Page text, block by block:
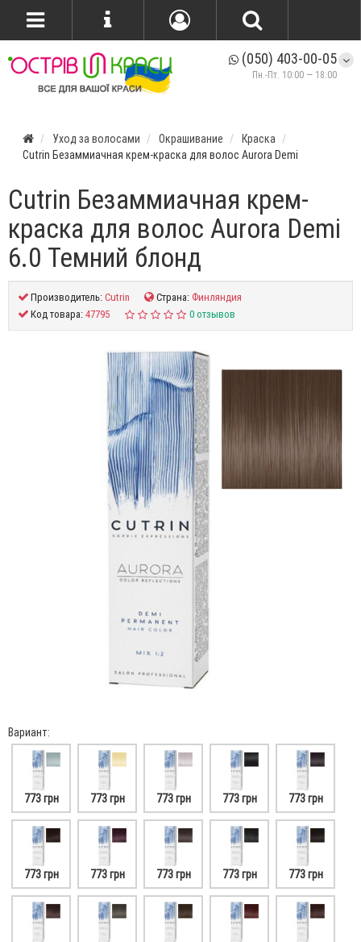
(050) 403-00-05
Пн.-Пт. 10:00 — 18:00
Уход за волосами Окрашивание
Краска
Cutrin Безаммиачная крем-краска для волос Aurora Demi
Cutrin Безаммиачная крем-
краска для волос Aurora Demi
6.0 Темний блонд
Производитель:Cutrin Страна: Финляндия
Код товара:47795 0 отзывов
Вариант:
773 грн 773 грн 773 грн 773 грн 773 грн
773 грн 773 грн 773 грн 773 грн 773 грн